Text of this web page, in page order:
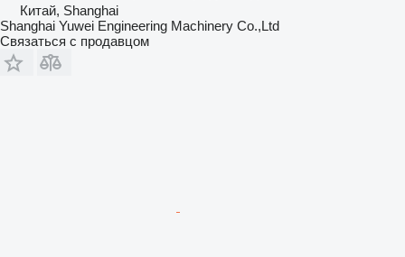
Китай, Shanghai
Shanghai Yuwei Engineering Machinery Co.,Ltd
Связаться с продавцом